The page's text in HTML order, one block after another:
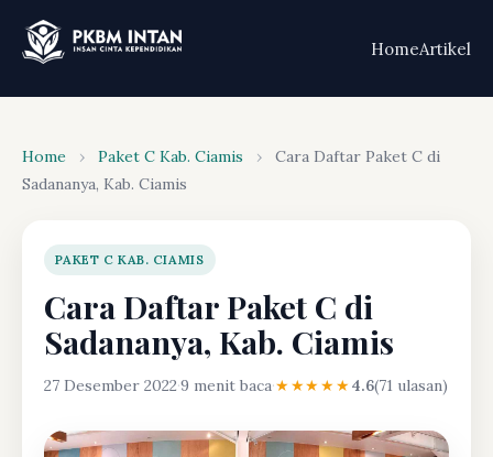
HomeArtikel
Home › Paket C Kab. Ciamis ›
Cara Daftar Paket C di
Sadananya, Kab. Ciamis
PAKET C KAB. CIAMIS
Cara Daftar Paket C di
Sadananya, Kab. Ciamis
27 Desember 2022·9 menit baca·★★★★★4.6(71 ulasan)